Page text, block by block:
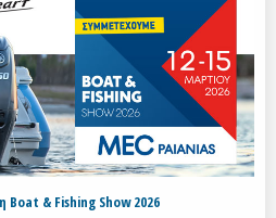
Boat & Fishing Show 2026